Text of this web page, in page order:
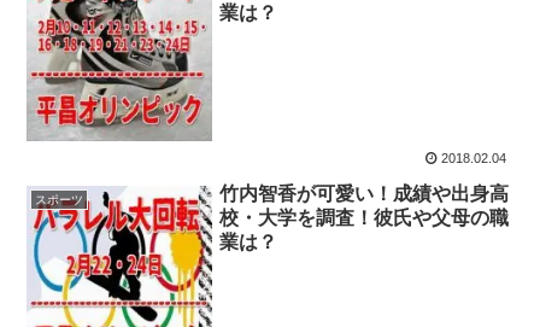
業は？
2018.02.04
スポーツ
竹内智香が可愛い！成績や出身高
校・大学を調査！彼氏や父母の職
業は？